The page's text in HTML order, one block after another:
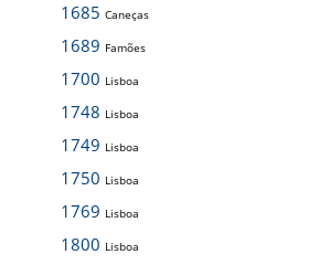
1685 Caneças
1689 Famões
1700 Lisboa
1748 Lisboa
1749 Lisboa
1750 Lisboa
1769 Lisboa
1800 Lisboa